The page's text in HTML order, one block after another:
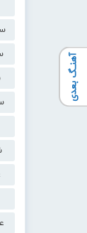
آهنـگ بعدی